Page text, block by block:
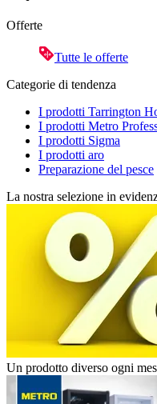
Offerte
Tutte le offerte
Categorie di tendenza
I prodotti Tarrington
I prodotti Metro
I prodotti Sigma
I prodotti aro
Preparazione del pesce
La nostra selezione in
Un prodotto diverso ogni